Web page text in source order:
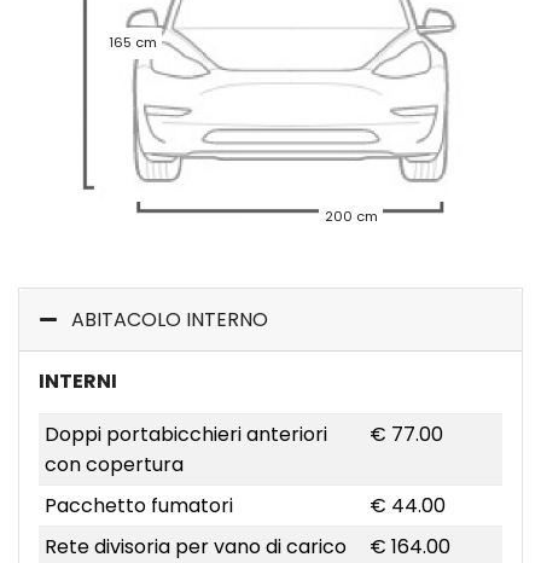
165 cm
200 cm
ABITACOLO INTERNO
INTERNI
Doppi portabicchieri anteriori
con copertura
€ 77.00
Pacchetto fumatori
€ 44.00
Rete divisoria per vano di carico
€ 164.00